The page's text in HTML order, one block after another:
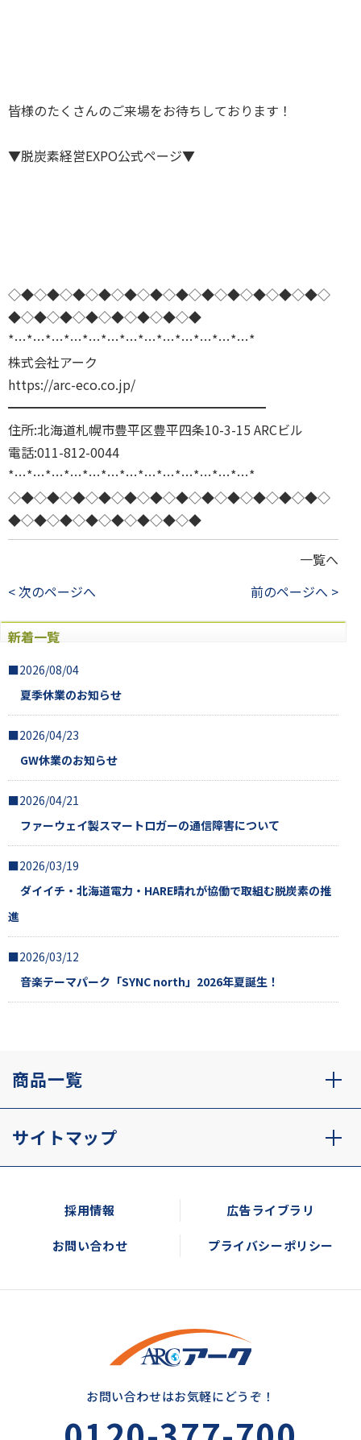
皆様のたくさんのご来場をお待ちしております！
▼脱炭素経営EXPO公式ページ▼
◇◆◇◆◇◆◇◆◇◆◇◆◇◆◇◆◇◆◇◆◇◆◇◆◇
◆◇◆◇◆◇◆◇◆◇◆◇◆◇◆
*…*…*…*…*…*…*…*…*…*…*…*…*…*
株式会社アーク
https://arc-eco.co.jp/
━━━━━━━━━━━━━━━━━━━━
住所:北海道札幌市豊平区豊平四条10-3-15 ARCビル
電話:011-812-0044
*…*…*…*…*…*…*…*…*…*…*…*…*…*
◇◆◇◆◇◆◇◆◇◆◇◆◇◆◇◆◇◆◇◆◇◆◇◆◇
◆◇◆◇◆◇◆◇◆◇◆◇◆◇◆
一覧へ
< 次のページへ
前のページへ >
新着一覧
■2026/08/04
夏季休業のお知らせ
■2026/04/23
GW休業のお知らせ
■2026/04/21
ファーウェイ製スマートロガーの通信障害について
■2026/03/19
ダイイチ・北海道電力・HARE晴れが協働で取組む脱炭素の推
進
■2026/03/12
音楽テーマパーク「SYNC north」2026年夏誕生！
商品一覧
サイトマップ
採用情報 広告ライブラリ
お問い合わせ プライバシーポリシー
お問い合わせはお気軽にどうぞ！